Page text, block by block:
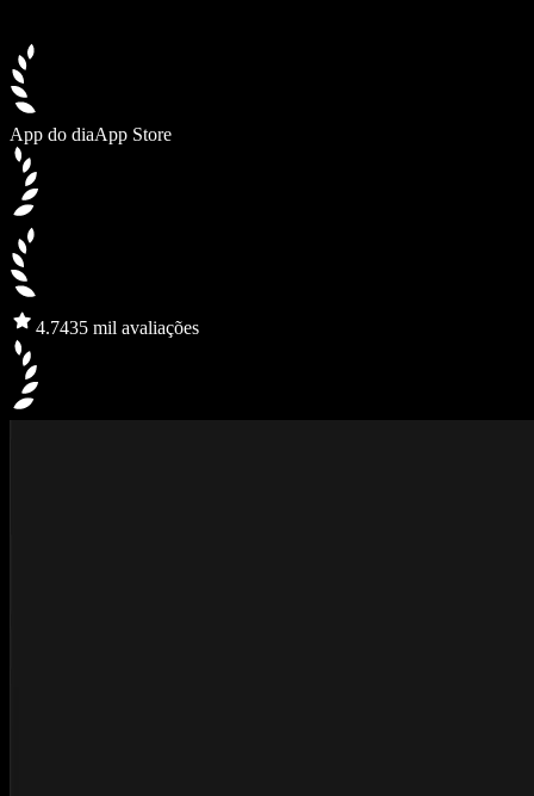
App do diaApp Store
4.7435 mil avaliações